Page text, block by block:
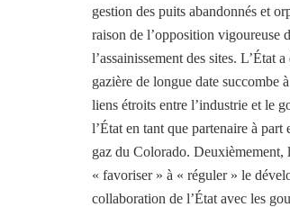
gestion des puits abandonnés et
raison de l’opposition vigoureuse
l’assainissement des sites. L’État
gazière de longue date succombe
liens étroits entre l’industrie et le
l’État en tant que partenaire à
gaz du Colorado. Deuxièmement,
« favoriser » à « réguler » le
collaboration de l’État avec les